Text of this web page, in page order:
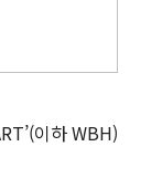
이하 WBH)